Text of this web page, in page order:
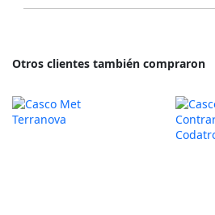
Otros clientes también compraron